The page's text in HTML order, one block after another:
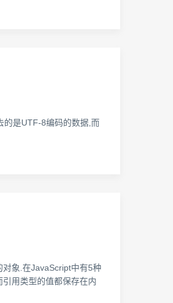
的是UTF-8编码的数据,而
象.在JavaScript中有5种
用类型的值都保存在内